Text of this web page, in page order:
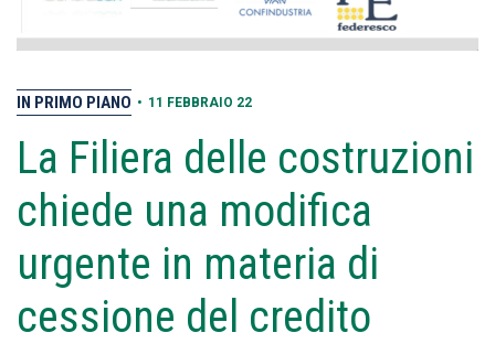
IN PRIMO PIANO • 11 FEBBRAIO 22
La Filiera delle costruzioni
chiede una modifica
urgente in materia di
cessione del credito